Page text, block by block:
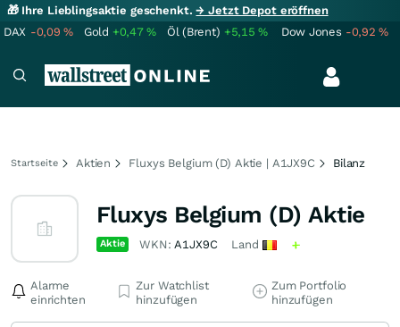
🎁 Ihre Lieblingsaktie geschenkt.→ Jetzt Depot eröffnen
DAX -0,09% Gold +0,47% Öl (Brent) +5,15% Dow Jones -0,92%
Startseite Aktien Fluxys Belgium (D) Aktie | A1JX9C Bilanz
Fluxys Belgium (D) Aktie
Aktie WKN:A1JX9C Land
Alarme
einrichten
Zur Watchlist
hinzufügen
Zum Portfolio
hinzufügen